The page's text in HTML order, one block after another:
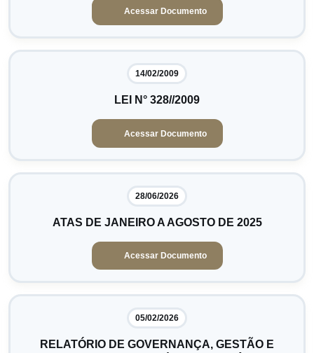
Acessar Documento
14/02/2009
LEI N° 328//2009
Acessar Documento
28/06/2026
ATAS DE JANEIRO A AGOSTO DE 2025
Acessar Documento
05/02/2026
RELATÓRIO DE GOVERNANÇA, GESTÃO E